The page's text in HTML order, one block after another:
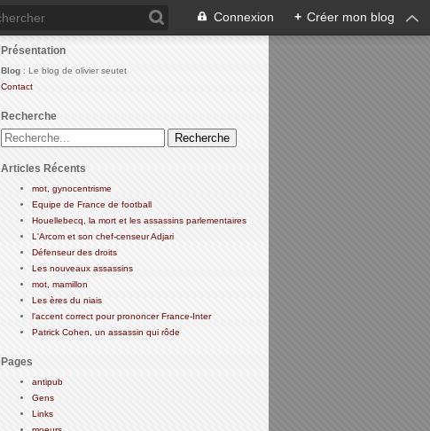
Connexion + Créer mon blog
Présentation
Blog : Le blog de olivier seutet
Contact
Recherche
Articles Récents
mot, gynocentrisme
Equipe de France de football
Houellebecq, la mort et les assassins parlementaires
L'Arcom et son chef-censeur Adjari
Défenseur des droits
Les nouveaux assassins
mot, mamillon
Les ères du niais
l'accent correct pour prononcer France-Inter
Patrick Cohen, un assassin qui rôde
Pages
antipub
Gens
Links